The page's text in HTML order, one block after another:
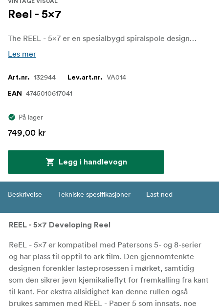
Reel - 5x7
The REEL - 5×7 er en spesialbygd spiralspole designet for å fremkalle arkfilm i formatet 5×7" eller 13×18 cm med eksepsjonell konsistens. Enten du behandler svart / hvitt eller fargefilm, leverer denne rullen pålitelige resultater gjennom både håndomrøring eller roterende prosessering - inkludert sømløs integrering med AGO Film Processor.
Les mer
Art.nr. 132944 Lev.art.nr. VA014
EAN 4745010617041
På lager
749,00 kr
Legg i handlevogn
Beskrivelse Tekniske spesifikasjoner Last ned
REEL - 5×7 Developing Reel
ReEL - 5×7 er kompatibel med Patersons 5- og 8-serier
og har plass til opptil to ark film. Den gjennomtenkte
designen forenkler lasteprosessen i mørket, samtidig
som den sikrer jevn kjemikalieflyt for fremkalling fra kant
til kant. For ekstra allsidighet kan denne rullen også
brukes sammen med REEL - Paper 5 som innsats, noe